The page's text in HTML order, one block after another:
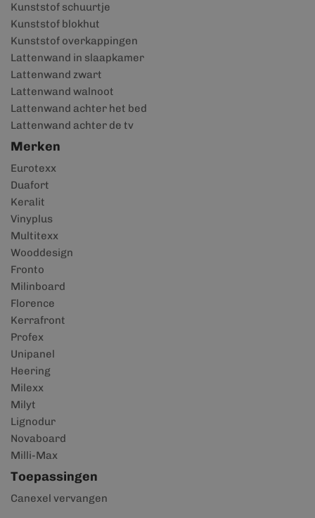
Kunststof schuurtje
Kunststof blokhut
Kunststof overkappingen
Lattenwand in slaapkamer
Lattenwand zwart
Lattenwand walnoot
Lattenwand achter het bed
Lattenwand achter de tv
Merken
Eurotexx
Duafort
Keralit
Vinyplus
Multitexx
Wooddesign
Fronto
Milinboard
Florence
Kerrafront
Profex
Unipanel
Heering
Milexx
Milyt
Lignodur
Novaboard
Milli-Max
Toepassingen
Canexel vervangen